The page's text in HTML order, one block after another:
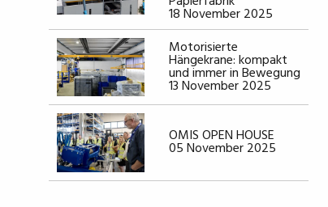
18 November 2025
Motorisierte
Hängekrane: kompakt
und immer in Bewegung
13 November 2025
OMIS OPEN HOUSE
05 November 2025